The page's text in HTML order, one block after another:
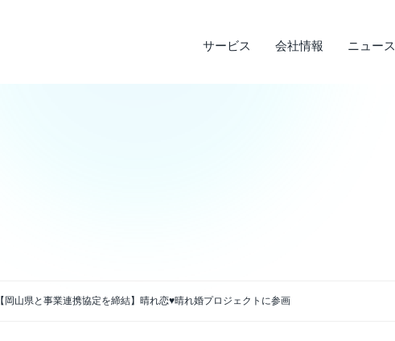
サービス 会社情報 ニュース
四半期報告書・有価証券報告書
【岡山県と事業連携協定を締結】晴れ恋♥晴れ婚プロジェクトに参画